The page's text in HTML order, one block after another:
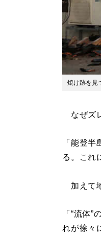
焼け跡を見
なぜズ
「能登
る。これ
加えて
「“流体
れが徐々